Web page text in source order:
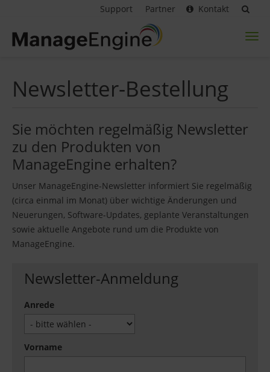
Support Partner Kontakt
Newsletter-Bestellung
Sie möchten regelmäßig Newsletter
zu den Produkten von
ManageEngine erhalten?
Unser ManageEngine-Newsletter informiert Sie regelmäßig
(circa einmal im Monat) über wichtige Änderungen und
Neuerungen, Software-Updates, geplante Veranstaltungen
sowie aktuelle Angebote rund um die Produkte von
ManageEngine.
Newsletter-Anmeldung
Anrede
Vorname